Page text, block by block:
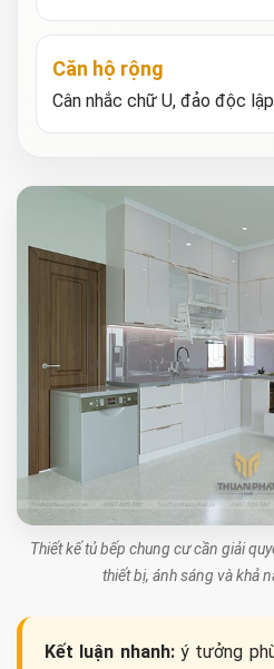
Căn hộ rộng
Cân nhắc chữ U, đảo độc
Thiết kế tủ bếp chung cư cần giải
thiết bị, ánh sáng và khả
Kết luận nhanh:ý tưởng